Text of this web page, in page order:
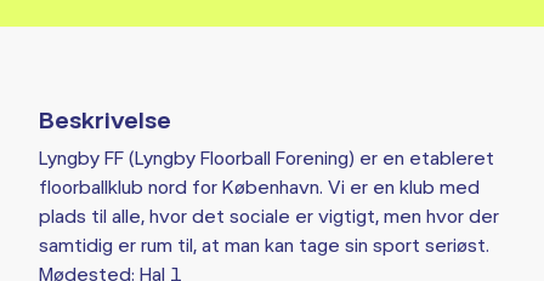
Beskrivelse
Lyngby FF (Lyngby Floorball Forening) er en etableret
floorballklub nord for København. Vi er en klub med
plads til alle, hvor det sociale er vigtigt, men hvor der
samtidig er rum til, at man kan tage sin sport seriøst.
Mødested: Hal 1